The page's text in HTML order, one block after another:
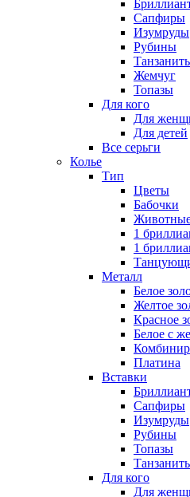
Сапфиры
Изумруды
Рубины
Жемчуг
Топазы
Для кого
Для
Для детей
Все серьги
Колье
Тип
Цветы
Бабочки
1
1
Металл
Белое
Желтое
Красное
Белое с
Платина
Вставки
Сапфиры
Изумруды
Рубины
Топазы
Для кого
Для